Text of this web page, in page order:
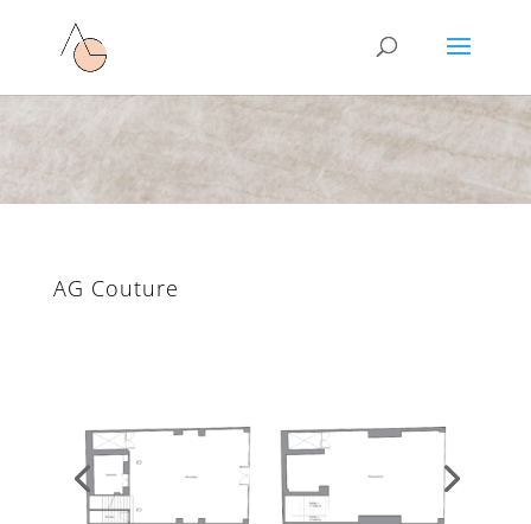
AG Couture